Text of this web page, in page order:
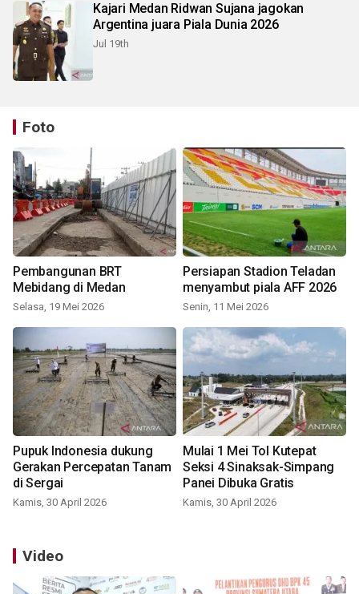
Kajari Medan Ridwan Sujana jagokan
Argentina juara Piala Dunia 2026
Jul 19th
Foto
Pembangunan BRT
Mebidang di Medan
Selasa, 19 Mei 2026
Persiapan Stadion Teladan
menyambut piala AFF 2026
Senin, 11 Mei 2026
Pupuk Indonesia dukung
Gerakan Percepatan Tanam
di Sergai
Kamis, 30 April 2026
Mulai 1 Mei Tol Kutepat
Seksi 4 Sinaksak-Simpang
Panei Dibuka Gratis
Kamis, 30 April 2026
Video